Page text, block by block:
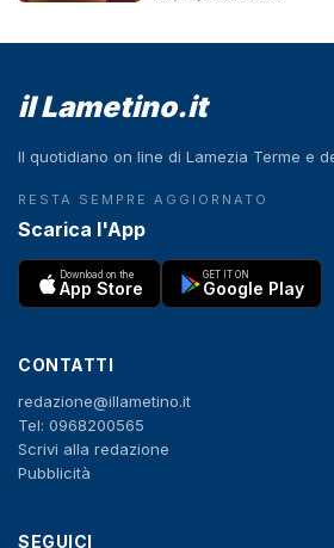
il Lametino.it
Il quotidiano on line di Lamezia Terme e
RESTA SEMPRE AGGIORNATO
Scarica l'App
Download on the
App Store
GET IT ON
Google Play
CONTATTI
redazione@illametino.it
Tel: 0968200565
Scrivi alla redazione
Pubblicità
SEGUICI